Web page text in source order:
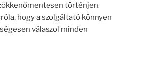
történjen.
hogy a szolgáltató könnyen
válaszol minden